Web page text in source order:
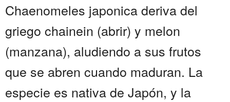
Chaenomeles japonica deriva del
griego chainein (abrir) y melon
(manzana), aludiendo a sus frutos
que se abren cuando maduran. La
especie es nativa de Japón, y la